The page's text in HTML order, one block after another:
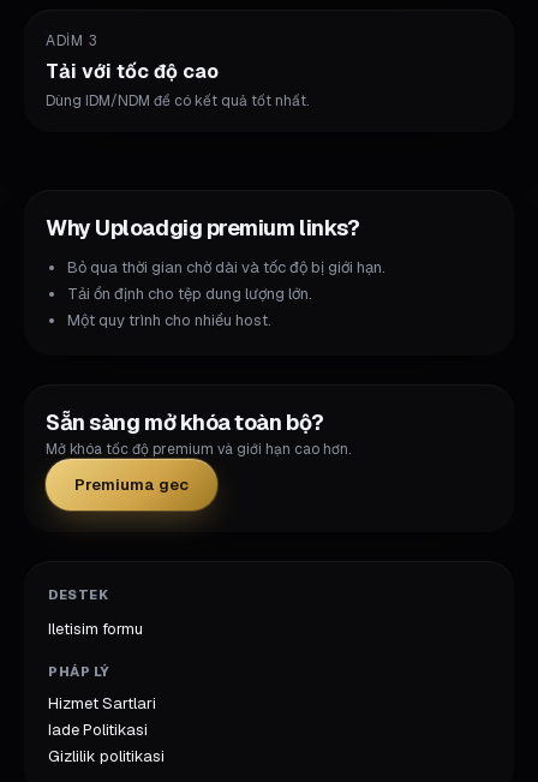
ADIM 3
Tải với tốc độ cao
Dùng IDM/NDM để có kết quả tốt nhất.
Why Uploadgig premium links?
Bỏ qua thời gian chờ dài và tốc độ bị giới hạn.
Tải ổn định cho tệp dung lượng lớn.
Một quy trình cho nhiều host.
Sẵn sàng mở khóa toàn bộ?
Mở khóa tốc độ premium và giới hạn cao hơn.
Premiuma gec
DESTEK
Iletisim formu
PHÁP LÝ
Hizmet Sartlari
Iade Politikasi
Gizlilik politikasi